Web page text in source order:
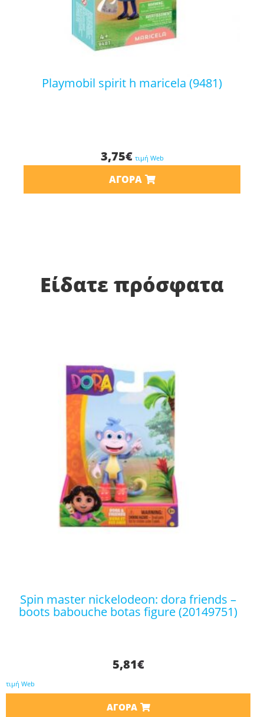
playmobil spirit h maricela (9481)
3,75€ τιμή Web
ΑΓΟΡΆ
Είδατε πρόσφατα
spin master nickelodeon: dora friends –
boots babouche botas figure (20149751)
5,81€
τιμή Web
ΑΓΟΡΆ